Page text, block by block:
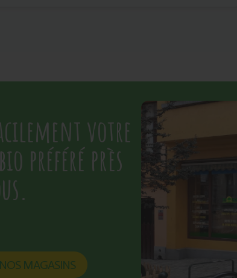
votre
préféré près
MAGASINS